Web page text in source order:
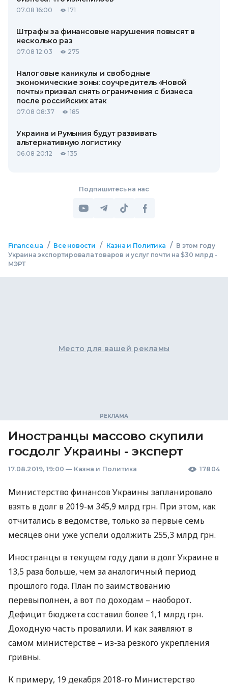
07.08 16:00 171
Штрафы за финансовые нарушения повысят в
несколько раз
07.08 12:03 275
Налоговые каникулы и свободные
экономические зоны: соучредитель «Новой
почты» призвал снять ограничения с бизнеса
после российских атак
07.08 08:37 185
Украина и Румыния будут развивать
альтернативную логистику
06.08 20:12 135
Подпишитесь на нас
Finance.ua / Все новости / Казна и Политика / В этом году
Украина экспортировала товаров и услуг почти на $30 млрд -
МЭРТ
Место для вашей рекламы
Иностранцы массово скупили
госдолг Украины - эксперт
17.08.2019, 19:00 — Казна и Политика 17804
Министерство финансов Украины запланировало
взять в долг в 2019-м 345,9 млрд грн. При этом, как
отчитались в ведомстве, только за первые семь
месяцев они уже успели одолжить 255,3 млрд грн.
Иностранцы в текущем году дали в долг Украине в
13,5 раза больше, чем за аналогичный период
прошлого года. План по заимствованию
перевыполнен, а вот по доходам – наоборот.
Дефицит бюджета составил более 1,1 млрд грн.
Доходную часть провалили. И как заявляют в
самом министерстве – из-за резкого укрепления
гривны.
К примеру, 19 декабря 2018-го Министерство